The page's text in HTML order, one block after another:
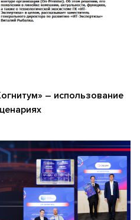
– использование